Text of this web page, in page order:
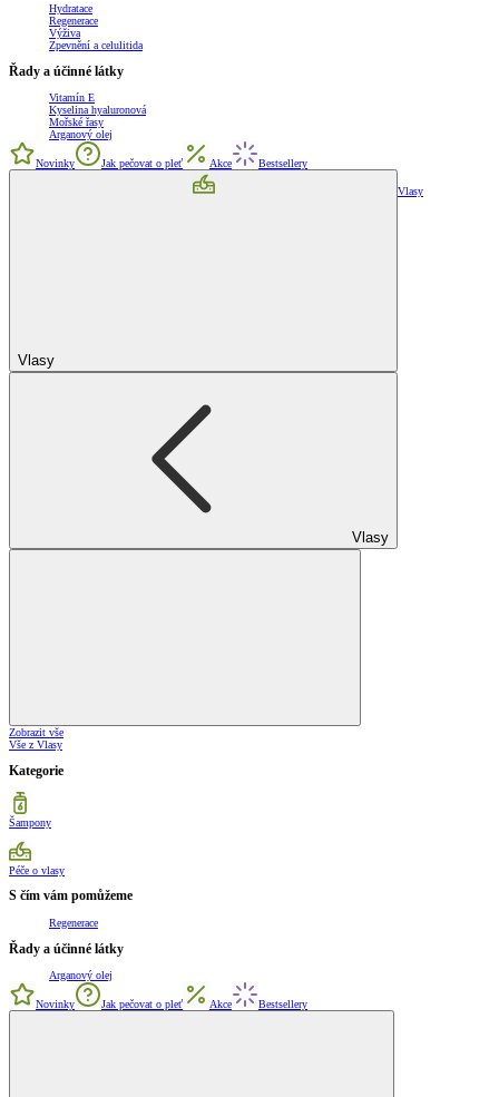
Hydratace
Regenerace
Výživa
Zpevnění a celulitida
Řady a účinné látky
Vitamín E
Kyselina hyaluronová
Mořské řasy
Arganový olej
Novinky Jak pečovat o pleť Akce Bestsellery
Vlasy
Vlasy
Vlasy
Zobrazit vše
Vše z Vlasy
Kategorie
Šampony
Péče o vlasy
S čím vám pomůžeme
Regenerace
Řady a účinné látky
Arganový olej
Novinky Jak pečovat o pleť Akce Bestsellery